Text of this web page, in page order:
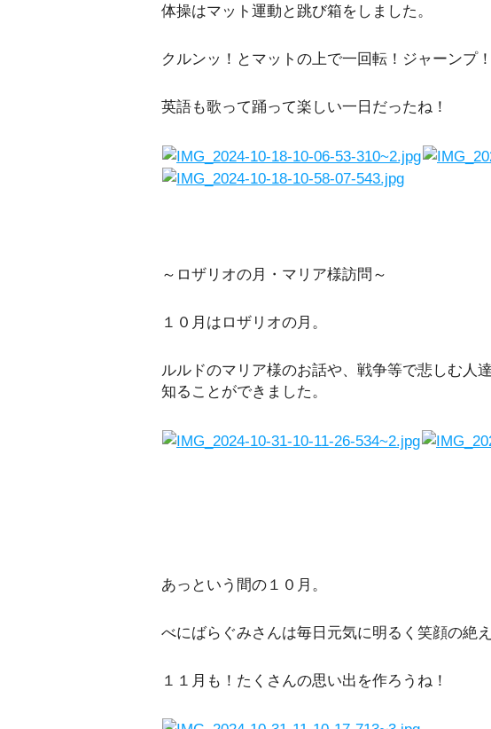
体操はマット運動と跳び箱をしました。
クルンッ！とマットの上で一回転！ジャーンプ
英語も歌って踊って楽しい一日だったね！
～ロザリオの月・マリア様訪問～
１０月はロザリオの月。
ルルドのマリア様のお話や、戦争等で悲しむ人
知ることができました。
あっという間の１０月。
べにばらぐみさんは毎日元気に明るく笑顔の絶
１１月も！たくさんの思い出を作ろうね！